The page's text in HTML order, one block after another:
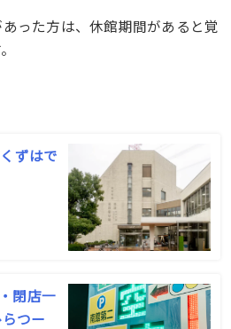
った方は、休館期間があると覚
ずはで
閉店一
つー